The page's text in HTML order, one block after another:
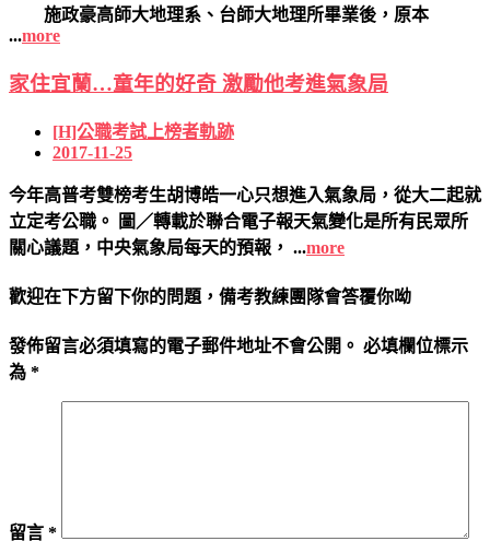
施政豪高師大地理系、台師大地理所畢業後，原本
...more
家住宜蘭…童年的好奇 激勵他考進氣象局
[H]公職考試上榜者軌跡
2017-11-25
今年高普考雙榜考生胡博皓一心只想進入氣象局，從大二起就
立定考公職。 圖／轉載於聯合電子報天氣變化是所有民眾所
關心議題，中央氣象局每天的預報， ...more
歡迎在下方留下你的問題，備考教練團隊會答覆你呦
發佈留言必須填寫的電子郵件地址不會公開。 必填欄位標示
為 *
留言 *